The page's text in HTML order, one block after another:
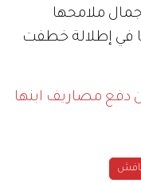
جمال ملامحها
في إطلالة خطفت
دفع مصاريف ابنها